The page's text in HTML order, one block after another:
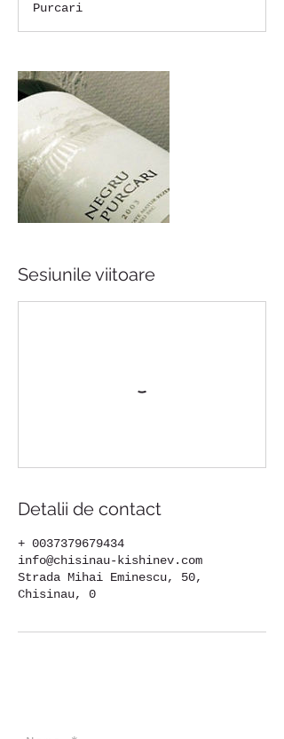
Purcari
Sesiunile viitoare
Detalii de contact
+ 0037379679434
info@chisinau-kishinev.com
Strada Mihai Eminescu, 50,
Chisinau, 0